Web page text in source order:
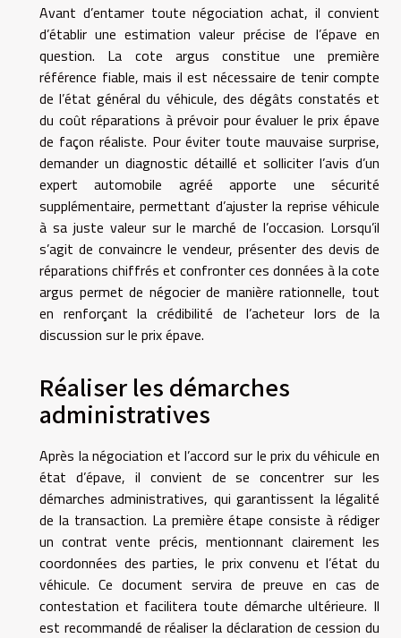
Avant d’entamer toute négociation achat, il convient
d’établir une estimation valeur précise de l’épave en
question. La cote argus constitue une première
référence fiable, mais il est nécessaire de tenir compte
de l’état général du véhicule, des dégâts constatés et
du coût réparations à prévoir pour évaluer le prix épave
de façon réaliste. Pour éviter toute mauvaise surprise,
demander un diagnostic détaillé et solliciter l’avis d’un
expert automobile agréé apporte une sécurité
supplémentaire, permettant d’ajuster la reprise véhicule
à sa juste valeur sur le marché de l’occasion. Lorsqu’il
s’agit de convaincre le vendeur, présenter des devis de
réparations chiffrés et confronter ces données à la cote
argus permet de négocier de manière rationnelle, tout
en renforçant la crédibilité de l’acheteur lors de la
discussion sur le prix épave.
Réaliser les démarches
administratives
Après la négociation et l’accord sur le prix du véhicule en
état d’épave, il convient de se concentrer sur les
démarches administratives, qui garantissent la légalité
de la transaction. La première étape consiste à rédiger
un contrat vente précis, mentionnant clairement les
coordonnées des parties, le prix convenu et l’état du
véhicule. Ce document servira de preuve en cas de
contestation et facilitera toute démarche ultérieure. Il
est recommandé de réaliser la déclaration de cession du